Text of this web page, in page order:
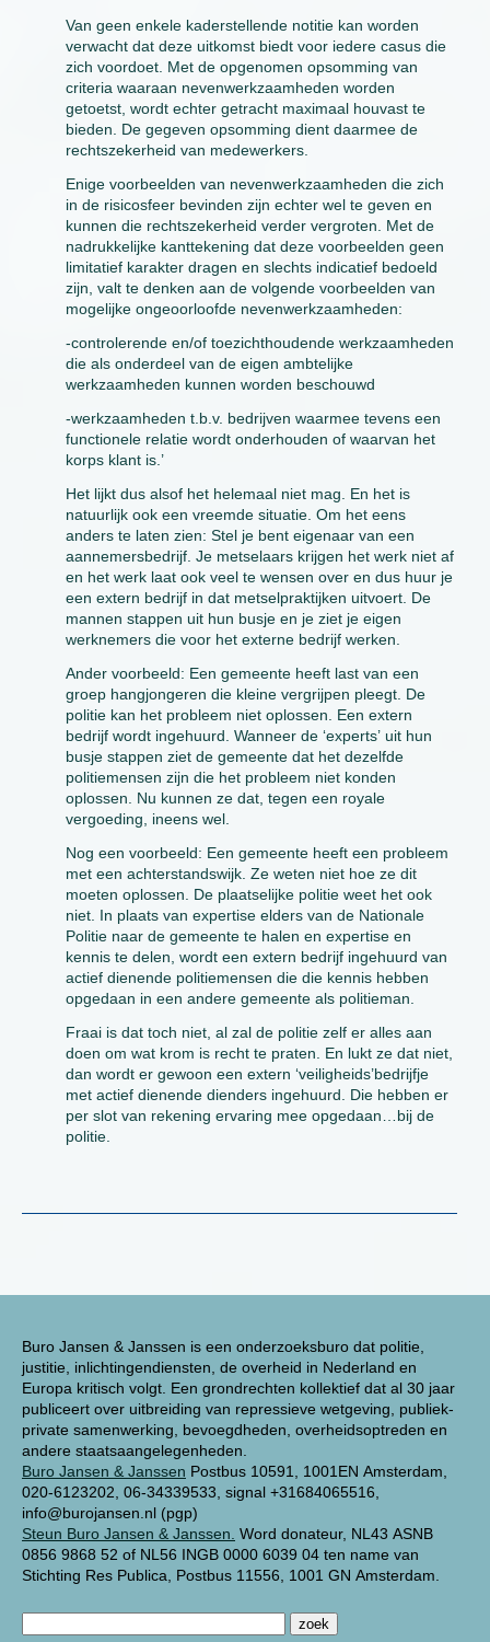
Buro Jansen & Janssen is een onderzoeksburo dat politie,
justitie, inlichtingendiensten, de overheid in Nederland en
Europa kritisch volgt. Een grondrechten kollektief dat al 30 jaar
publiceert over uitbreiding van repressieve wetgeving, publiek-
private samenwerking, bevoegdheden, overheidsoptreden en
andere staatsaangelegenheden.
Buro Jansen & Janssen Postbus 10591, 1001EN Amsterdam,
020-6123202, 06-34339533, signal +31684065516,
info@burojansen.nl (pgp)
Steun Buro Jansen & Janssen. Word donateur, NL43 ASNB
0856 9868 52 of NL56 INGB 0000 6039 04 ten name van
Stichting Res Publica, Postbus 11556, 1001 GN Amsterdam.
Van geen enkele kaderstellende notitie kan worden
verwacht dat deze uitkomst biedt voor iedere casus die
zich voordoet. Met de opgenomen opsomming van
criteria waaraan nevenwerkzaamheden worden
getoetst, wordt echter getracht maximaal houvast te
bieden. De gegeven opsomming dient daarmee de
rechtszekerheid van medewerkers.
Enige voorbeelden van nevenwerkzaamheden die zich
in de risicosfeer bevinden zijn echter wel te geven en
kunnen die rechtszekerheid verder vergroten. Met de
nadrukkelijke kanttekening dat deze voorbeelden geen
limitatief karakter dragen en slechts indicatief bedoeld
zijn, valt te denken aan de volgende voorbeelden van
mogelijke ongeoorloofde nevenwerkzaamheden:
-controlerende en/of toezichthoudende werkzaamheden
die als onderdeel van de eigen ambtelijke
werkzaamheden kunnen worden beschouwd
-werkzaamheden t.b.v. bedrijven waarmee tevens een
functionele relatie wordt onderhouden of waarvan het
korps klant is.’
Het lijkt dus alsof het helemaal niet mag. En het is
natuurlijk ook een vreemde situatie. Om het eens
anders te laten zien: Stel je bent eigenaar van een
aannemersbedrijf. Je metselaars krijgen het werk niet af
en het werk laat ook veel te wensen over en dus huur je
een extern bedrijf in dat metselpraktijken uitvoert. De
mannen stappen uit hun busje en je ziet je eigen
werknemers die voor het externe bedrijf werken.
Ander voorbeeld: Een gemeente heeft last van een
groep hangjongeren die kleine vergrijpen pleegt. De
politie kan het probleem niet oplossen. Een extern
bedrijf wordt ingehuurd. Wanneer de ‘experts’ uit hun
busje stappen ziet de gemeente dat het dezelfde
politiemensen zijn die het probleem niet konden
oplossen. Nu kunnen ze dat, tegen een royale
vergoeding, ineens wel.
Nog een voorbeeld: Een gemeente heeft een probleem
met een achterstandswijk. Ze weten niet hoe ze dit
moeten oplossen. De plaatselijke politie weet het ook
niet. In plaats van expertise elders van de Nationale
Politie naar de gemeente te halen en expertise en
kennis te delen, wordt een extern bedrijf ingehuurd van
actief dienende politiemensen die die kennis hebben
opgedaan in een andere gemeente als politieman.
Fraai is dat toch niet, al zal de politie zelf er alles aan
doen om wat krom is recht te praten. En lukt ze dat niet,
dan wordt er gewoon een extern ‘veiligheids’bedrijfje
met actief dienende dienders ingehuurd. Die hebben er
per slot van rekening ervaring mee opgedaan…bij de
politie.